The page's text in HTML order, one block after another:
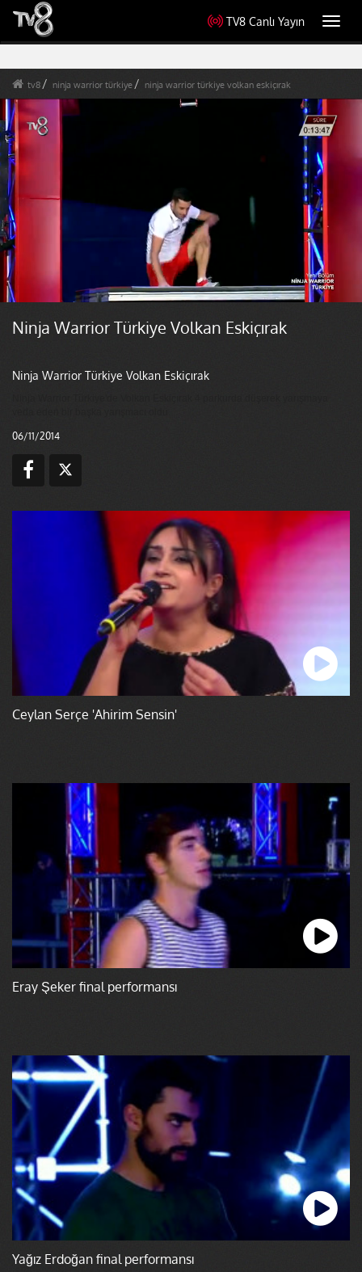
TV8 Canlı Yayın
tv8 ninja warrior türkiye ninja warrior türkiye volkan eskiçırak
Ninja Warrior Türkiye Volkan Eskiçırak
Ninja Warrior Türkiye Volkan Eskiçırak
06/11/2014
Ceylan Serçe 'Ahirim Sensin'
Eray Şeker final performansı
Yağız Erdoğan final performansı